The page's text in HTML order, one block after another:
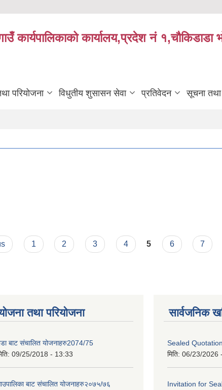
कार्यपालिकाको कार्यालय,प्रदेश नं
परियोजना विधुतीय शुसासन सेवा प्रतिवेदन सूचना तथा
1 2 3 4 5 6 7
तथा परियोजना
बाट संचालित योजनाहरु2074/75
09/25/2018 - 13:33
बाट संचालित योजनाहरु२०७५/७६
सार्वजनिक
Sealed
मिति: 06/23/2026
Invitation for